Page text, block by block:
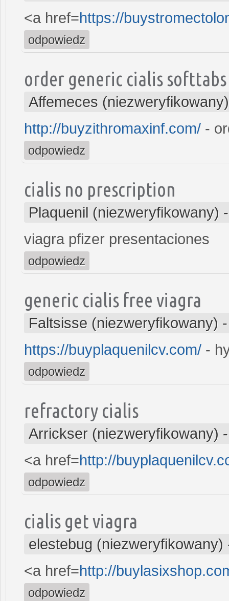
<a href=https://
odpowiedz
order generic cialis softtabs
Affemeces (niezweryfikowany)
http://buyzithromaxinf.com/ -
odpowiedz
cialis no prescription
Plaquenil (niezweryfikowany)
viagra pfizer presentaciones
odpowiedz
generic cialis free viagra
Faltsisse (niezweryfikowany)
https://buyplaquenilcv.com/ -
odpowiedz
refractory cialis
Arrickser (niezweryfikowany)
<a href=http://
odpowiedz
cialis get viagra
elestebug (niezweryfikowany)
<a href=http://
odpowiedz